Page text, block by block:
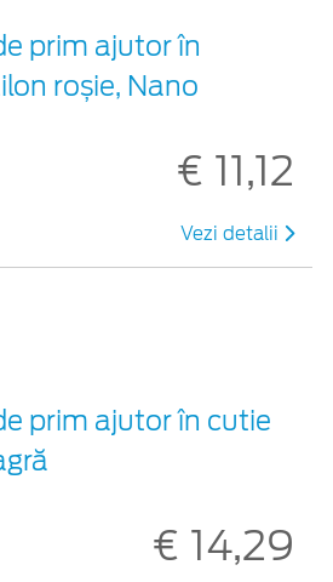
prim ajutor în
roșie, Nano
€ 11,12
Vezi detalii
prim ajutor în cutie
€ 14,29